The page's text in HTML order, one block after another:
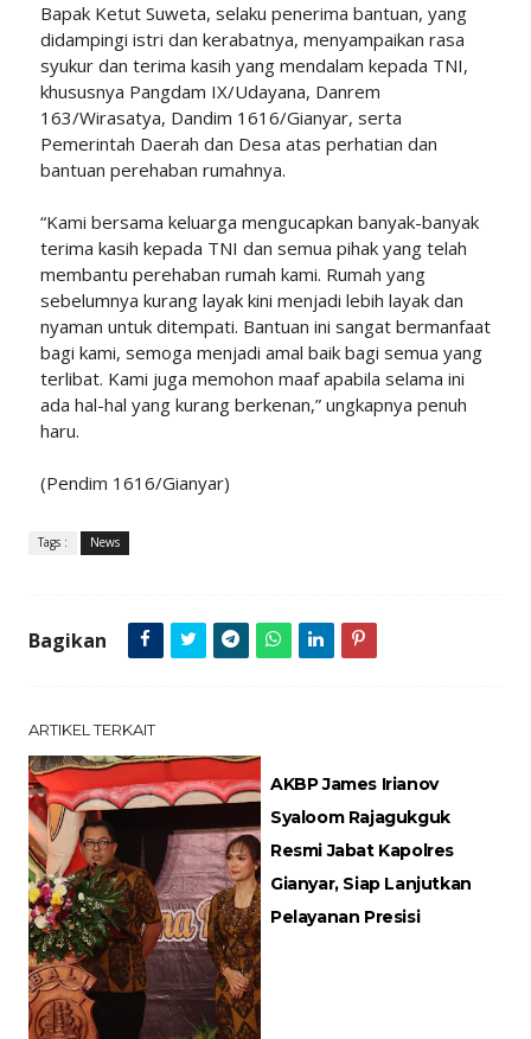
Bapak Ketut Suweta, selaku penerima bantuan, yang
didampingi istri dan kerabatnya, menyampaikan rasa
syukur dan terima kasih yang mendalam kepada TNI,
khususnya Pangdam IX/Udayana, Danrem
163/Wirasatya, Dandim 1616/Gianyar, serta
Pemerintah Daerah dan Desa atas perhatian dan
bantuan perehaban rumahnya.
“Kami bersama keluarga mengucapkan banyak-banyak
terima kasih kepada TNI dan semua pihak yang telah
membantu perehaban rumah kami. Rumah yang
sebelumnya kurang layak kini menjadi lebih layak dan
nyaman untuk ditempati. Bantuan ini sangat bermanfaat
bagi kami, semoga menjadi amal baik bagi semua yang
terlibat. Kami juga memohon maaf apabila selama ini
ada hal-hal yang kurang berkenan,” ungkapnya penuh
haru.
(Pendim 1616/Gianyar)
Tags : News
Bagikan
ARTIKEL TERKAIT
AKBP James Irianov
Syaloom Rajagukguk
Resmi Jabat Kapolres
Gianyar, Siap Lanjutkan
Pelayanan Presisi